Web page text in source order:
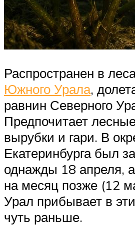
Распространен в
Южного Урала,
равнин Северного
Предпочитает
вырубки и гари. В
Екатеринбурга был
однажды 18 апреля,
на месяц позже (12
Урал прибывает в
чуть раньше.